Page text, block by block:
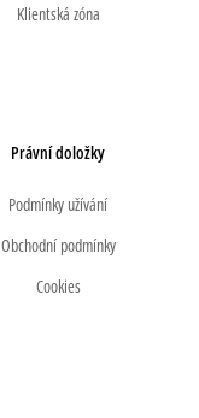
Klientská zóna
Právní doložky
Podmínky užívání
Obchodní podmínky
Cookies